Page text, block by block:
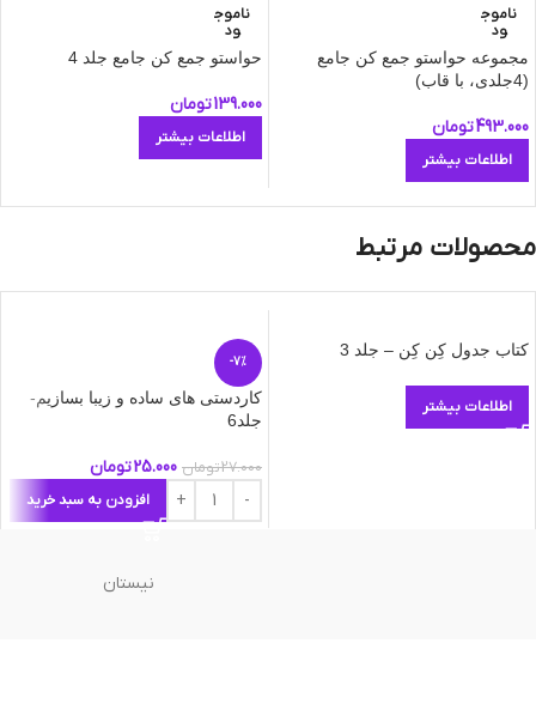
ناموج
ود
مجموعه حواستو جمع کن جامع
(4جلدی، با قاب)
493.000تومان
اطلاعات بیشتر
ناموج
ود
حواستو جمع کن جامع جلد 4
139.000تومان
اطلاعات بیشتر
محصولات مرتبط
کتاب جدول کِن کِن – جلد 3
اطلاعات بیشتر
-7%
کاردستی های ساده و زیبا بسازیم-
جلد6
27.000تومان 25.000تومان
افزودن به سبد خرید
نیستان